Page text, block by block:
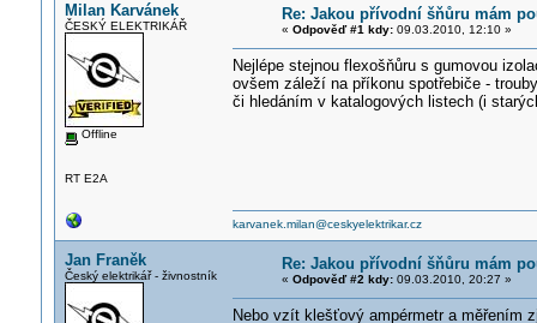
Milan Karvánek
ČESKÝ ELEKTRIKÁŘ
Offline
RT E2A
Re: Jakou přívodní šňůru mám
« Odpověď #1 kdy:09.03.2010, 12:10 »
Nejlépe stejnou flexošňůru s gumovou
ovšem záleží na příkonu spotřebiče -
či hledáním v katalogových listech (i
karvanek.milan@ceskyelektrikar.cz
Jan Franěk
Český elektrikář - živnostník
Re: Jakou přívodní šňůru mám
« Odpověď #2 kdy:09.03.2010, 20:27 »
Nebo vzít klešťový ampérmetr a měřením